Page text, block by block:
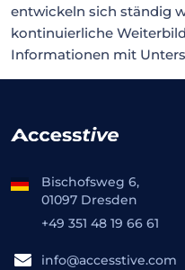
entwickeln sich ständig
kontinuierliche
Informationen mit
Bischofsweg 6,
01097 Dresden
+49 351 48 19 66 61
info@accesstive.com